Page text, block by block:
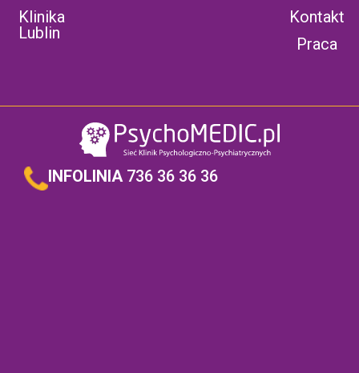
Klinika
Lublin
Kontakt
Praca
INFOLINIA 736 36 36 36